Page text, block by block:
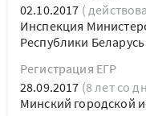
02.10.2017 (
Инспекция
Республики
Регистрация ЕГР
28.09.2017 (8 лет со
Минский городской